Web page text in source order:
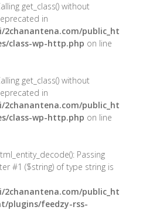
get_class() without
in
public_ht
class-wp-http.php on line
get_class() without
in
public_ht
class-wp-http.php on line
Passing
#1 ($string) of type string is
public_ht
plugins/feedzy-rss-